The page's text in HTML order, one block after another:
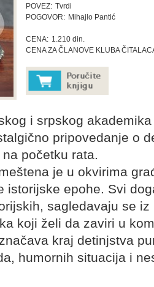
POVEZ: Tvrdi
POGOVOR: Mihajlo Pantić
CENA: 1.210 din.
CENA ZA ČLANOVE KLUBA
i srpskog
pripovedanje o
početku rata.
je u okvirima
istorijske epohe. Svi
sagledavaju se
koji želi da zaviri u
kraj detinjstva
humornih situacija i